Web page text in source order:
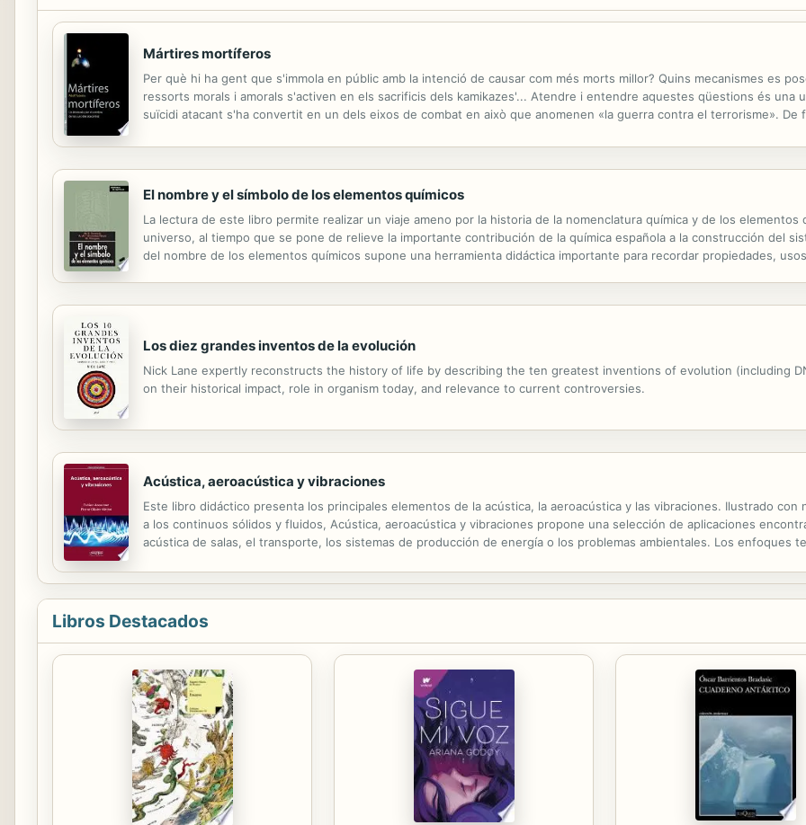
Mártires mortíferos
Per què hi ha gent que s'immola en públic amb la intenció de causar com més morts millor? Quins mecanismes es
ressorts morals i amorals s'activen en els sacrificis dels kamikazes'... Atendre i entendre aquestes qüestions és una
suïcidi atacant s'ha convertit en un dels eixos de combat en això que anomenen «la guerra contra el terrorisme».
El nombre y el símbolo de los elementos químicos
La lectura de este libro permite realizar un viaje ameno por la historia de la nomenclatura química y de los
universo, al tiempo que se pone de relieve la importante contribución de la química española a la construcción del
del nombre de los elementos químicos supone una herramienta didáctica importante para recordar propiedades,
Los diez grandes inventos de la evolución
Nick Lane expertly reconstructs the history of life by describing the ten greatest inventions of evolution (including
on their historical impact, role in organism today, and relevance to current controversies.
Acústica, aeroacústica y vibraciones
Este libro didáctico presenta los principales elementos de la acústica, la aeroacústica y las vibraciones. Ilustrado
a los continuos sólidos y fluidos, Acústica, aeroacústica y vibraciones propone una selección de aplicaciones
acústica de salas, el transporte, los sistemas de producción de energía o los problemas ambientales. Los enfoques
Libros Destacados